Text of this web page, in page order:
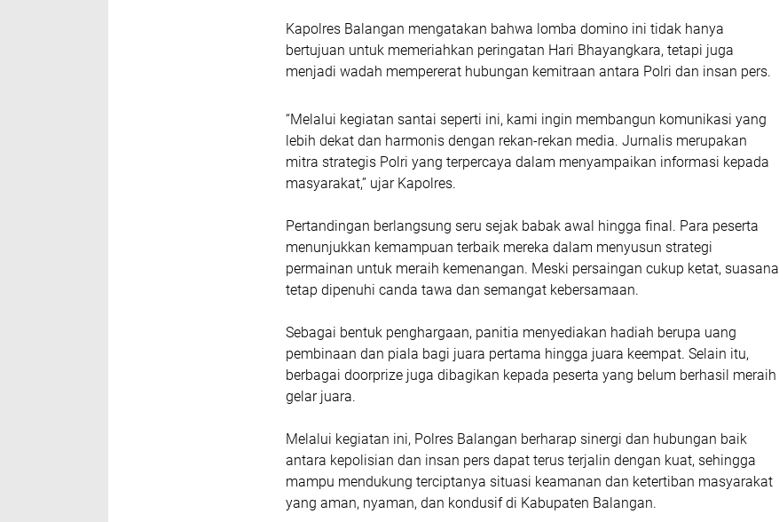
Kapolres Balangan mengatakan bahwa lomba domino ini tidak hanya
bertujuan untuk memeriahkan peringatan Hari Bhayangkara, tetapi juga
menjadi wadah mempererat hubungan kemitraan antara Polri dan insan pers.
“Melalui kegiatan santai seperti ini, kami ingin membangun komunikasi yang
lebih dekat dan harmonis dengan rekan-rekan media. Jurnalis merupakan
mitra strategis Polri yang terpercaya dalam menyampaikan informasi kepada
masyarakat,” ujar Kapolres.
Pertandingan berlangsung seru sejak babak awal hingga final. Para peserta
menunjukkan kemampuan terbaik mereka dalam menyusun strategi
permainan untuk meraih kemenangan. Meski persaingan cukup ketat, suasana
tetap dipenuhi canda tawa dan semangat kebersamaan.
Sebagai bentuk penghargaan, panitia menyediakan hadiah berupa uang
pembinaan dan piala bagi juara pertama hingga juara keempat. Selain itu,
berbagai doorprize juga dibagikan kepada peserta yang belum berhasil meraih
gelar juara.
Melalui kegiatan ini, Polres Balangan berharap sinergi dan hubungan baik
antara kepolisian dan insan pers dapat terus terjalin dengan kuat, sehingga
mampu mendukung terciptanya situasi keamanan dan ketertiban masyarakat
yang aman, nyaman, dan kondusif di Kabupaten Balangan.